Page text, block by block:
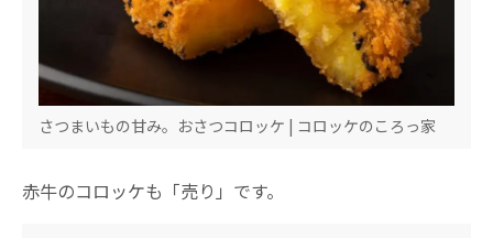
さつまいもの甘み。おさつコロッケ | コロッケのころっ家
赤牛のコロッケも「売り」です。